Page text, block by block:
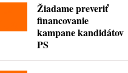
Žiadame preveriť
financovanie
kampane kandidátov
PS